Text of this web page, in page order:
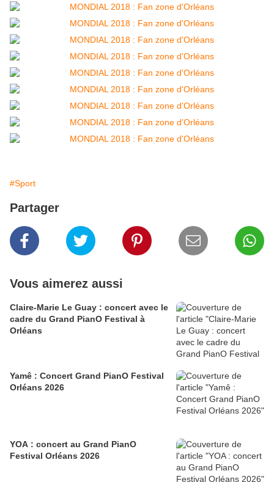
#Sport
Partager
Vous aimerez aussi
Claire-Marie Le Guay : concert avec le
cadre du Grand PianO Festival à
Orléans
Yamê : Concert Grand PianO Festival
Orléans 2026
YOA : concert au Grand PianO
Festival Orléans 2026